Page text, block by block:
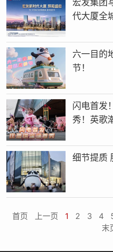
宏发集团
代大厦全
六一目的
节！
闪电首发
秀！英歌
首页 上一页 1 2 3 4
末